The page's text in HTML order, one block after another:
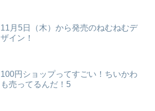
11月5日（木）から発売のねむねむデ
ザイン！
100円ショップってすごい！ちいかわ
も売ってるんだ！5